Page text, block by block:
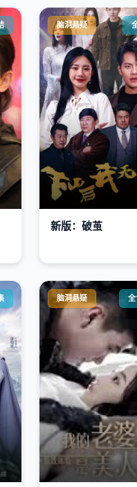
脑洞悬疑
新版：破茧
脑洞悬疑